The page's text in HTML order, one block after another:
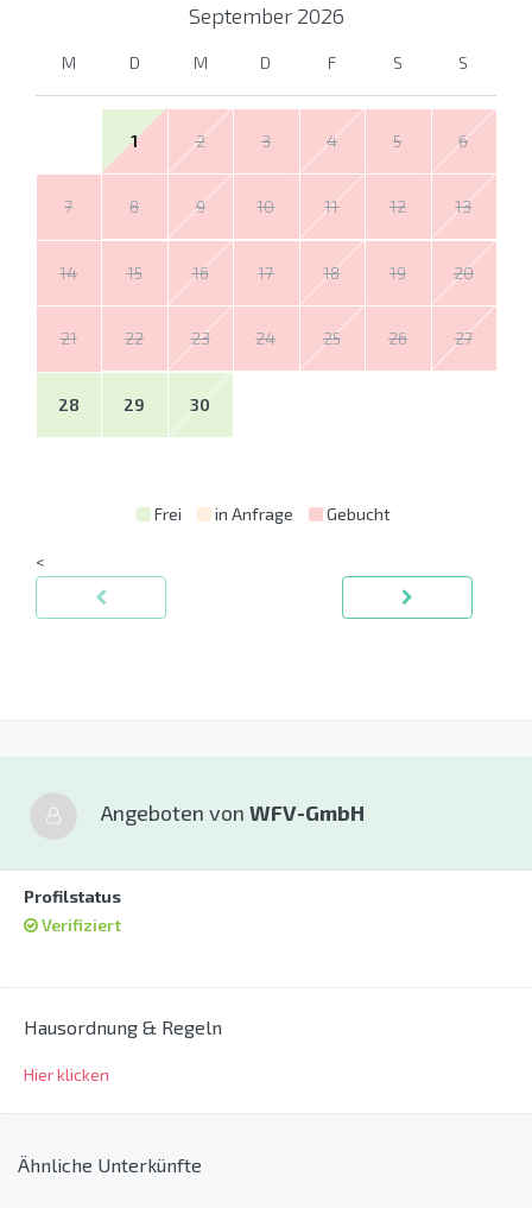
September 2026
M D M D F S S
1 2 3 4 5 6
7 8 9 10 11 12 13
14 15 16 17 18 19 20
21 22 23 24 25 26 27
28 29 30
Frei in Anfrage Gebucht
<
Angeboten von WFV-GmbH
Profilstatus
Verifiziert
Hausordnung & Regeln
Hier klicken
Ähnliche Unterkünfte